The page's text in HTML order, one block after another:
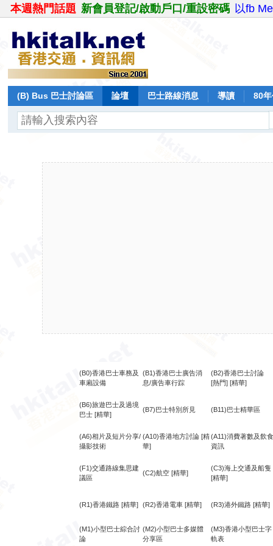
本週熱門話題 新會員登記/啟動戶口/重設密碼 以fb
(B) Bus 巴士討論區 論壇 巴士路線消息 導讀 80
(B0)香港巴士車務及
車廂設備
(B1)香港巴士廣告消
息/廣告車行踪
(B2)香港巴士討論
[熱門] [精華]
(B6)旅遊巴士及過境
巴士 [精華]
(B7)巴士特別所見 (B11)巴士精華區
(A6)相片及短片分享/
攝影技術
(A10)香港地方討論 [精
華]
(A11)消費著數及飲食
資訊
(F1)交通路線集思建
議區
(C2)航空 [精華]
(C3)海上交通及船隻
[精華]
(R1)香港鐵路 [精華] (R2)香港電車 [精華] (R3)港外鐵路 [精華]
(M1)小型巴士綜合討
論
(M2)小型巴士多媒體
分享區
(M3)香港小型巴士字
軌表